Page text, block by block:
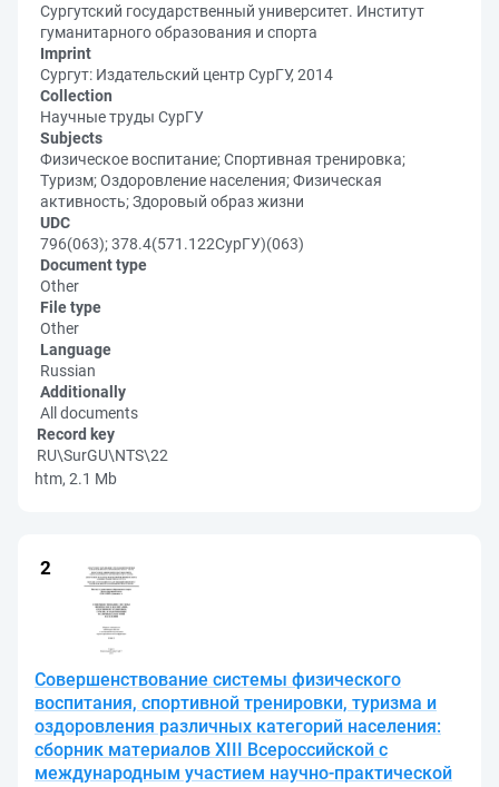
Сургутский государственный университет. Институт
гуманитарного образования и спорта
Imprint
Сургут: Издательский центр СурГУ, 2014
Collection
Научные труды СурГУ
Subjects
Физическое воспитание; Спортивная тренировка;
Туризм; Оздоровление населения; Физическая
активность; Здоровый образ жизни
UDC
796(063); 378.4(571.122СурГУ)(063)
Document type
Other
File type
Other
Language
Russian
Additionally
All documents
Record key
RU\SurGU\NTS\22
htm, 2.1 Mb
Совершенствование системы физического
воспитания, спортивной тренировки, туризма и
оздоровления различных категорий населения:
сборник материалов XIII Всероссийской с
международным участием научно-практической